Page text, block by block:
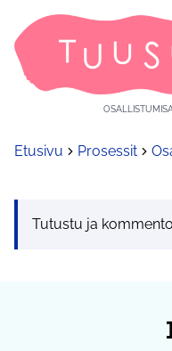
Etusivu Prosessit
Tutustu ja